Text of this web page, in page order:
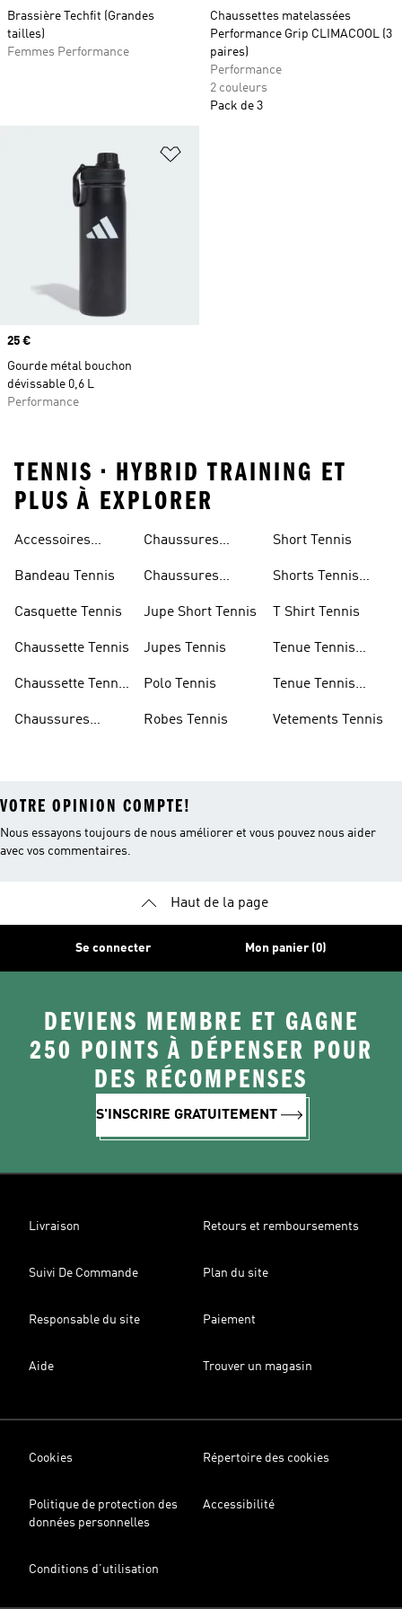
Brassière Techfit (Grandes
tailles)
Femmes Performance
Chaussettes matelassées
Performance Grip CLIMACOOL (3
paires)
Performance
2 couleurs
Pack de 3
Prix
25 €
Gourde métal bouchon
dévissable 0,6 L
Performance
TENNIS • HYBRID TRAINING ET
PLUS À EXPLORER
Accessoires
Bandeau Tennis
Casquette Tennis
Chaussette Tennis
Chaussette Tennis
Chaussures
Chaussures
Chaussures
Jupe Short Tennis
Jupes Tennis
Polo Tennis
Robes Tennis
Short Tennis
Shorts Tennis
T Shirt Tennis
Tenue Tennis
Tenue Tennis
Vetements Tennis
VOTRE OPINION COMPTE!
Nous essayons toujours de nous améliorer et vous pouvez nous aider
avec vos commentaires.
Haut de la page
Se connecter Mon panier (0)
DEVIENS MEMBRE ET GAGNE
250 POINTS À DÉPENSER POUR
DES RÉCOMPENSES
S'INSCRIRE GRATUITEMENT
Livraison Retours et remboursements
Suivi De Commande Plan du site
Responsable du site Paiement
Aide Trouver un magasin
Cookies Répertoire des cookies
Politique de protection des
données personnelles
Accessibilité
Conditions d’utilisation